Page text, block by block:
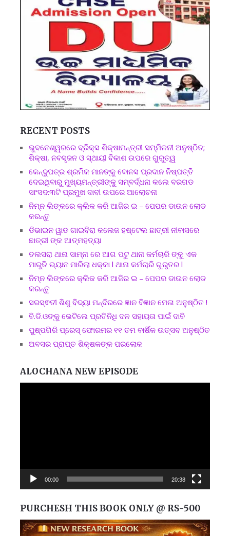
RECENT POSTS
ଭୁବନେଶ୍ୱରରେ ବ୍ରିକ୍ସ ଶିକ୍ଷାମନ୍ତ୍ରୀ ସମ୍ମିଳନୀ ଅନୁଷ୍ଠିତ;
ଶିକ୍ଷା, ନବସୃଜନ ଓ ସ୍ଥାୟୀ ବିକାଶ ଉପରେ ଗୁରୁତ୍ୱ
କେନ୍ଦୁପତ୍ର ଶ୍ରମିକ ମାନଙ୍କୁ ବୋନସ ପ୍ରଦାନ ନିଷ୍ପତ୍ତି
ଦେଇଥିବାରୁ ମୁଖ୍ୟମନ୍ତ୍ରୀଙ୍କୁ ସମ୍ବର୍ଦ୍ଧନା କଲେ ବରଗଡ
ସାଂସଦ:୩ଟି ପ୍ରମୁଖ ଦାବୀ ଉପରେ ଆଲୋଚନା
ନିମ୍ନ ଲିଙ୍କରେ କ୍ଲିକ କରି ଆଜିର ଇ – ପେପର ଡାଉନ ଲୋଡ
କରନ୍ତୁ
ଡିଭାଇନ ୱାଡ ଗାଇବିରା କଲେଜ ହଷ୍ଟେଲ ଛାତ୍ରୀ ନୀବାସରେ
ଛାତ୍ରୀ ଙ୍କ ଆତ୍ମହତ୍ୟା
ତଲସରା ଥାନା ସାମ୍ନା ରେ ଆଗ ପଟୁ ଥାନା କର୍ମଚାରି ଙ୍କୁ ଏକ
ମାରୁତି ଭ୍ୟାନ ମାରିଲା ଧକ୍କା l ଥାନା କର୍ମଚାରି ଗୁରୁତର l
ନିମ୍ନ ଲିଙ୍କରେ କ୍ଲିକ କରି ଆଜିର ଇ – ପେପର ଡାଉନ ଲୋଡ
କରନ୍ତୁ
ସରସ୍ଵତୀ ଶିଶୁ ବିଦ୍ୟା ମନ୍ଦିରରେ ଜ୍ଞାନ ବିଜ୍ଞାନ ମେଳା ଅନୁଷ୍ଠିତ !
ବି.ଡି.ଓଙ୍କୁ ଭେଟିଲେ ପ୍ରତିନିଧି ଦଳ ସହାୟତା ପାଇଁ ଦାବି
ପୁଷ୍ପଗିରି ପ୍ରେସ୍ ଫୋରମର ୧୧ ତମ ବାର୍ଷିକ ଉତ୍ସବ ଅନୁଷ୍ଠିତ
ଅବସର ପ୍ରାପ୍ତ ଶିକ୍ଷକଙ୍କ ପରଲୋକ
ALOCHANA NEW EPISODE
00:00 20:38
PURCHESH THIS BOOK ONLY @ RS-500